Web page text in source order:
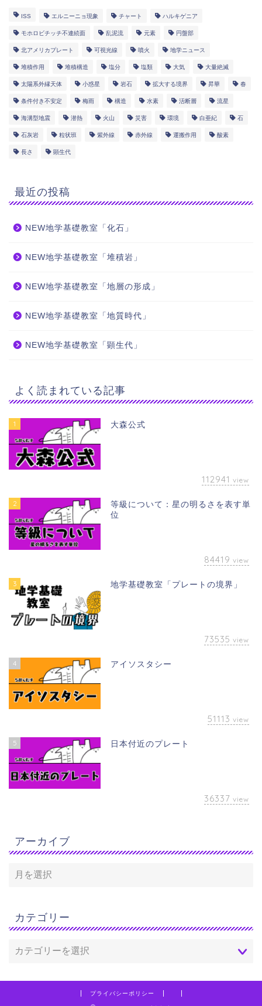
ISS エルニーニョ現象 チャート ハルキゲニア
モホロビチッチ不連続面 乱泥流 元素 円盤部
北アメリカプレート 可視光線 噴火 地学ニュース
堆積作用 堆積構造 塩分 塩類 大気 大量絶滅
太陽系外縁天体 小惑星 岩石 拡大する境界 昇華 春
条件付き不安定 梅雨 構造 水素 活断層 流星
海溝型地震 潜熱 火山 災害 環境 白亜紀 石
石灰岩 粒状班 紫外線 赤外線 運搬作用 酸素
長さ 顕生代
最近の投稿
NEW地学基礎教室「化石」
NEW地学基礎教室「堆積岩」
NEW地学基礎教室「地層の形成」
NEW地学基礎教室「地質時代」
NEW地学基礎教室「顕生代」
よく読まれている記事
1 大森公式
112941 view
2
等級について：星の明るさを表す単
位
84419 view
3 地学基礎教室「プレートの境界」
73535 view
4 アイソスタシー
51113 view
5 日本付近のプレート
36337 view
アーカイブ
カテゴリー
プライバシーポリシー